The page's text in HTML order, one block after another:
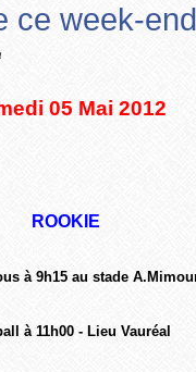
ce week-
05 Mai 2012
ROOKIE
à 9h15 au stade
à 11h00 - Lieu Vauréal